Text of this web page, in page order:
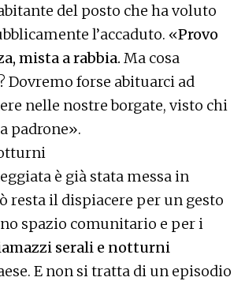
del posto che ha voluto
l’accaduto. «Provo
mista a rabbia. Ma cosa
Dovremo forse abituarci ad
nelle nostre borgate, visto chi
padrone».
è già stata messa in
resta il dispiacere per un gesto
spazio comunitario e per i
serali e notturni
E non si tratta di un episodio